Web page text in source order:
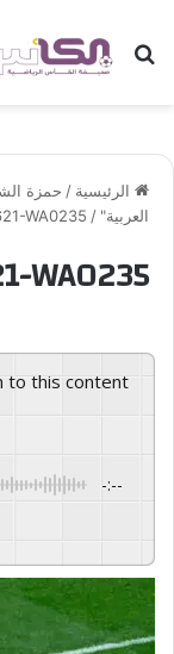
بحث عن
الرئيسية / حمزة
العربية" /
WA0235
WA0235
to this content
-:--